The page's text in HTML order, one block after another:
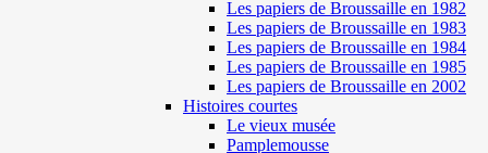
Les papiers de Broussaille en 1982
Les papiers de Broussaille en 1983
Les papiers de Broussaille en 1984
Les papiers de Broussaille en 1985
Les papiers de Broussaille en 2002
Histoires courtes
Le vieux musée
Pamplemousse